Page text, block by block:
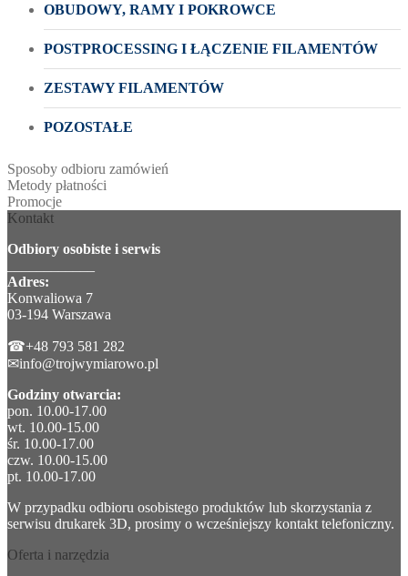
OBUDOWY, RAMY I POKROWCE
POSTPROCESSING I ŁĄCZENIE FILAMENTÓW
ZESTAWY FILAMENTÓW
POZOSTAŁE
Sposoby odbioru zamówień
Metody płatności
Promocje
Kontakt
Odbiory osobiste i serwis
Adres:
Konwaliowa 7
03-194 Warszawa
☎+48 793 581 282
✉info@trojwymiarowo.pl
Godziny otwarcia:
pon. 10.00-17.00
wt. 10.00-15.00
śr. 10.00-17.00
czw. 10.00-15.00
pt. 10.00-17.00
W przypadku odbioru osobistego produktów lub skorzystania z
serwisu drukarek 3D, prosimy o wcześniejszy kontakt telefoniczny.
Oferta i narzędzia